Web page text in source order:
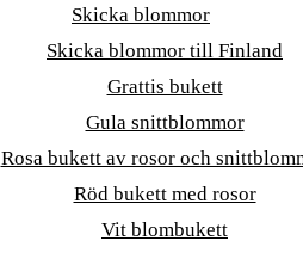
Skicka blommor
Skicka blommor till Finland
Grattis bukett
Gula snittblommor
Rosa bukett av rosor och
Röd bukett med rosor
Vit blombukett